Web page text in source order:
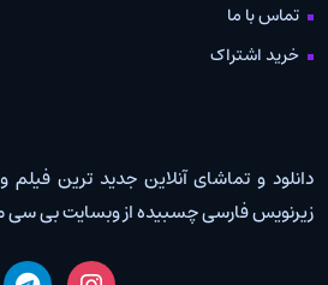
تماس با ما
خرید اشتراک
دانلود و تماشای آنلاین جدید ترین
زیرنویس فارسی چسبیده از وبسایت بی سی